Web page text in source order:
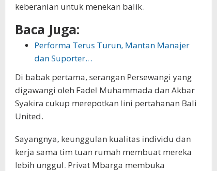
keberanian untuk menekan balik.
Baca Juga:
Performa Terus Turun, Mantan Manajer
dan Suporter…
Di babak pertama, serangan Persewangi yang
digawangi oleh Fadel Muhammada dan Akbar
Syakira cukup merepotkan lini pertahanan Bali
United.
Sayangnya, keunggulan kualitas individu dan
kerja sama tim tuan rumah membuat mereka
lebih unggul. Privat Mbarga membuka